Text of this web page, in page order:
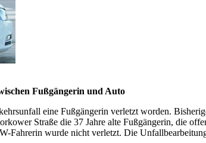
Fußgängerin und Auto
eine Fußgängerin verletzt worden.
Straße die 37 Jahre alte Fußgängerin, die
Fahrerin wurde nicht verletzt. Die